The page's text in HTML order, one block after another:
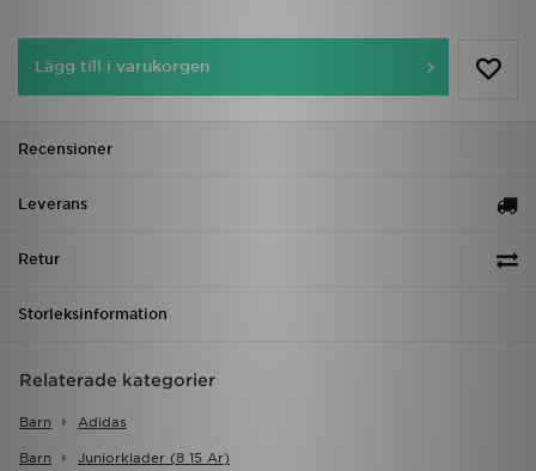
Lägg till i varukorgen
Recensioner
Leverans
Retur
Storleksinformation
Relaterade kategorier
Barn Adidas
Barn Juniorklader (8 15 Ar)